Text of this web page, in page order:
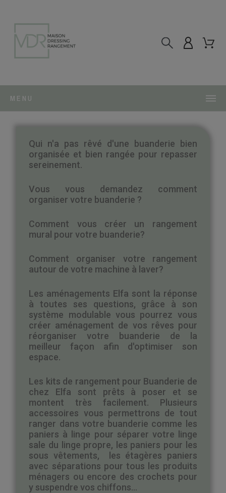
MENU
Qui n'a pas rêvé d'une buanderie bien
organisée et bien rangée pour repasser
sereinement.
Vous vous demandez comment
organiser votre buanderie ?
Comment vous créer un rangement
mural pour votre buanderie?
Comment organiser votre rangement
autour de votre machine à laver?
Les aménagements Elfa sont la réponse
à toutes ses questions, grâce à son
système modulable vous pourrez vous
créer aménagement de vos rêves pour
réorganiser votre buanderie de la
meilleur façon afin d'optimiser son
espace.
Les kits de rangement pour Buanderie de
chez Elfa sont prêts à poser et se
montent très facilement. Plusieurs
accessoires vous permettrons de tout
ranger dans votre buanderie comme les
paniers à linge pour séparer votre linge
sale du linge propre, les paniers pour les
sous vêtements, les étagères paniers
avec séparations pour tous les produits
ménagers ou encore des crochets pour
y suspendre vos chiffons...